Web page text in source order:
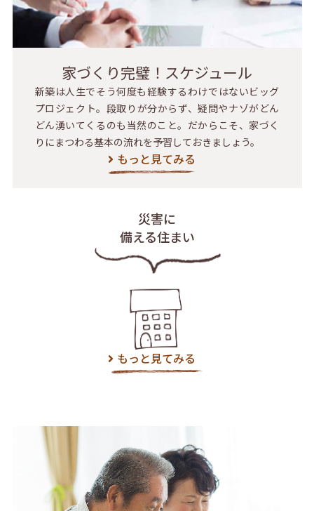
家づくり完璧！スケジュール
新築は人生でそう何度も経験するわけではないビッグ
プロジェクト。段取りが分からず、疑問やナゾがどん
どん湧いてくるのも当然のこと。だからこそ、家づく
りにまつわる基本の流れを予習しておきましょう。
もっと見てみる
災害に
備える住まい
もっと見てみる